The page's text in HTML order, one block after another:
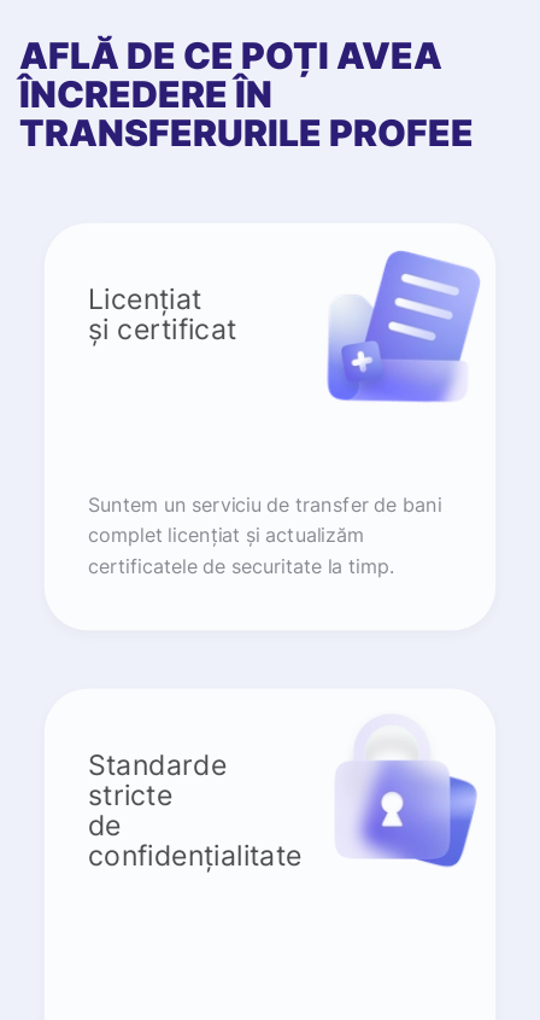
AFLĂ DE CE POȚI AVEA
ÎNCREDERE ÎN
TRANSFERURILE PROFEE
Licențiat
și certificat
Suntem un serviciu de transfer de bani
complet licențiat și actualizăm
certificatele de securitate la timp.
Standarde
stricte
de
confidențialitate